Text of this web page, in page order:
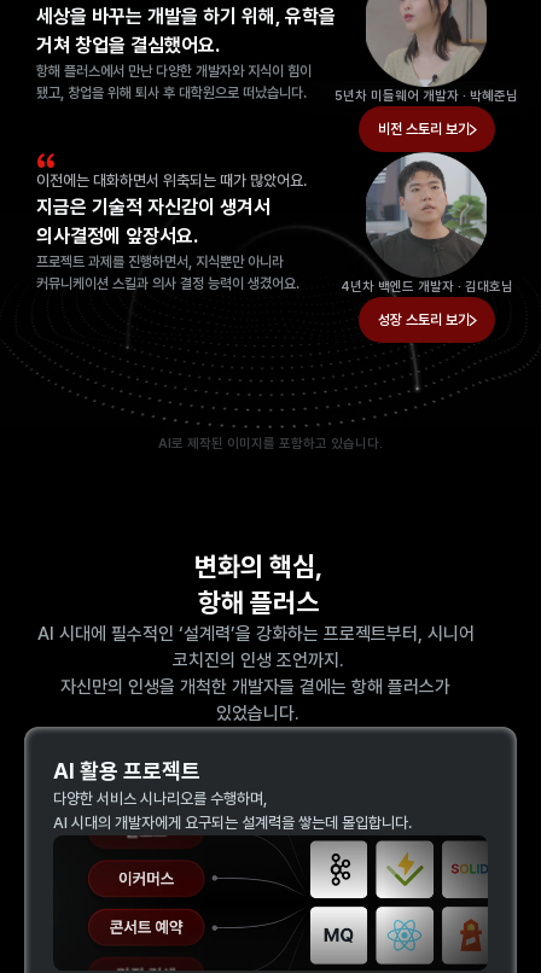
비전 스토리 보기
5년차 미들웨어 개발자 · 박혜준님
세상을 바꾸는 개발을 하기 위해, 유학을
거쳐 창업을 결심했어요.
항해 플러스에서 만난 다양한 개발자와 지식이 힘이
됐고, 창업을 위해 퇴사 후 대학원으로 떠났습니다.
성장 스토리 보기
4년차 백엔드 개발자 · 김대호님
이전에는 대화하면서 위축되는 때가 많았어요.
지금은 기술적 자신감이 생겨서
의사결정에 앞장서요.
프로젝트 과제를 진행하면서, 지식뿐만 아니라
커뮤니케이션 스킬과 의사 결정 능력이 생겼어요.
AI로 제작된 이미지를 포함하고 있습니다.
변화의 핵심,
항해 플러스
AI 시대에 필수적인 ‘설계력’을 강화하는 프로젝트부터, 시니어
코치진의 인생 조언까지.
자신만의 인생을 개척한 개발자들 곁에는 항해 플러스가
있었습니다.
AI 활용 프로젝트
다양한 서비스 시나리오를 수행하며,
AI 시대의 개발자에게 요구되는 설계력을 쌓는데 몰입합니다.